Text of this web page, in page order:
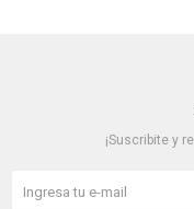
¡Suscribite y